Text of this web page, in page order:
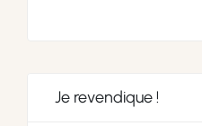
Je revendique !